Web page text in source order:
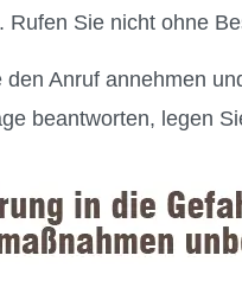
Rufen Sie nicht ohne
Anruf annehmen
beantworten, legen